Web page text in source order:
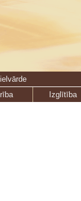
Izglītība